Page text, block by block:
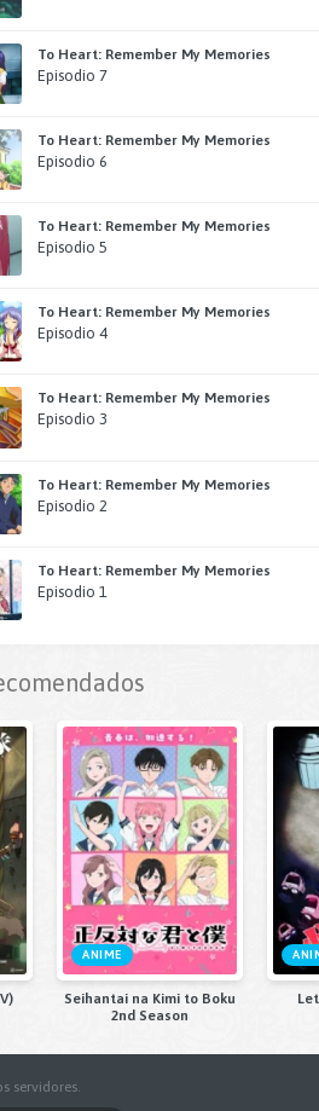
To Heart: Remember My Memories
Episodio 7
To Heart: Remember My Memories
Episodio 6
To Heart: Remember My Memories
Episodio 5
To Heart: Remember My Memories
Episodio 4
To Heart: Remember My Memories
Episodio 3
To Heart: Remember My Memories
Episodio 2
To Heart: Remember My Memories
Episodio 1
ANIME
Seihantai na Kimi to Boku
2nd Season
servidores.